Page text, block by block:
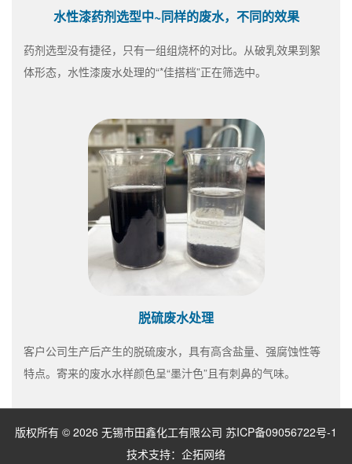
水性漆药剂选型中~同样的废水，不同的效果
药剂选型没有捷径，只有一组组烧杯的对比。从破乳效果到絮
体形态，水性漆废水处理的“*佳搭档”正在筛选中。
脱硫废水处理
客户公司生产后产生的脱硫废水，具有高含盐量、强腐蚀性等
特点。寄来的废水水样颜色呈“墨汁色”且有刺鼻的气味。
版权所有 © 2026 无锡市田鑫化工有限公司 苏ICP备09056722号-1
技术支持： 企拓网络